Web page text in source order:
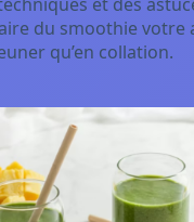
du smoothie votre
qu’en collation.